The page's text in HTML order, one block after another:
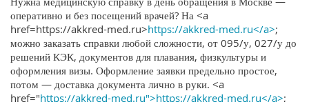
оперативно и без посещений врачей? На <a
href=https://akkred-med.ru>https://akkred-med.ru</a>;
можно заказать справки любой сложности, от 095/у, 027/у до
решений КЭК, документов для плавания, физкультуры и
оформления визы. Оформление заявки предельно простое,
потом — доставка документа лично в руки. <a
href="https://akkred-med.ru">https://akkred-med.ru</a>;